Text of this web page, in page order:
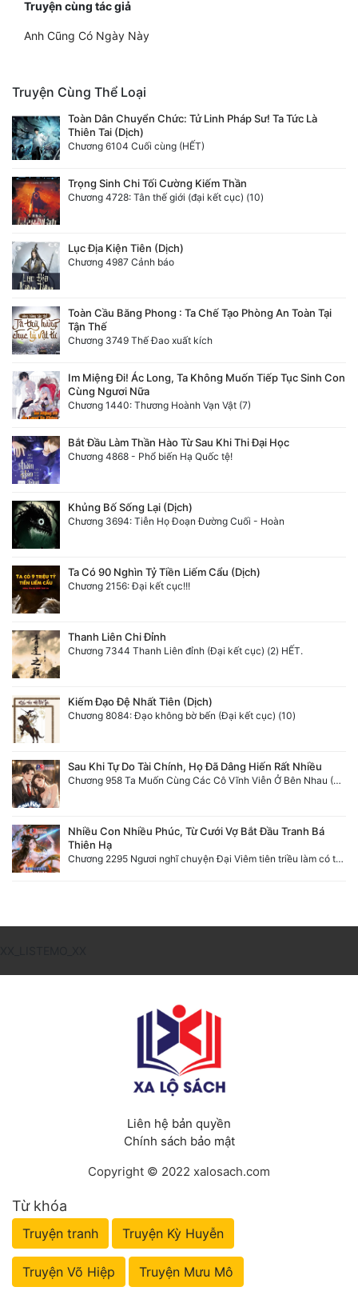
Truyện cùng tác giả
Anh Cũng Có Ngày Này
Truyện Cùng Thể Loại
Toàn Dân Chuyển Chức: Tử Linh Pháp Sư! Ta Tức Là
Thiên Tai (Dịch)
Chương 6104 Cuối cùng (HẾT)
Trọng Sinh Chi Tối Cường Kiếm Thần
Chương 4728: Tân thế giới (đại kết cục) (10)
Lục Địa Kiện Tiên (Dịch)
Chương 4987 Cảnh báo
Toàn Cầu Băng Phong : Ta Chế Tạo Phòng An Toàn Tại
Tận Thế
Chương 3749 Thế Đao xuất kích
Im Miệng Đi! Ác Long, Ta Không Muốn Tiếp Tục Sinh Con
Cùng Ngươi Nữa
Chương 1440: Thương Hoành Vạn Vật (7)
Bắt Đầu Làm Thần Hào Từ Sau Khi Thi Đại Học
Chương 4868 - Phổ biến Hạ Quốc tệ!
Khủng Bố Sống Lại (Dịch)
Chương 3694: Tiễn Họ Đoạn Đường Cuối - Hoàn
Ta Có 90 Nghìn Tỷ Tiền Liếm Cẩu (Dịch)
Chương 2156: Đại kết cục!!!
Thanh Liên Chi Đỉnh
Chương 7344 Thanh Liên đỉnh (Đại kết cục) (2) HẾT.
Kiếm Đạo Đệ Nhất Tiên (Dịch)
Chương 8084: Đạo không bờ bến (Đại kết cục) (10)
Sau Khi Tự Do Tài Chính, Họ Đã Dâng Hiến Rất Nhiều
Chương 958 Ta Muốn Cùng Các Cô Vĩnh Viễn Ở Bên Nhau (2) Hết
Nhiều Con Nhiều Phúc, Từ Cưới Vợ Bắt Đầu Tranh Bá
Thiên Hạ
Chương 2295 Ngươi nghĩ chuyện Đại Viêm tiên triều làm có thể giấu được thiên hạ sao?
Liên hệ bản quyền
Chính sách bảo mật
Copyright © 2022 xalosach.com
Từ khóa
Truyện tranh Truyện Kỳ Huyễn
Truyện Võ Hiệp Truyện Mưu Mô